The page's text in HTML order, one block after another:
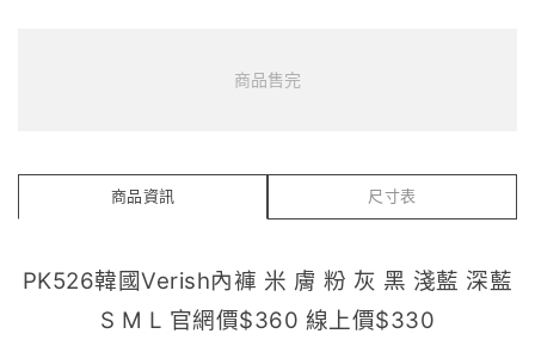
商品售完
商品資訊 尺寸表
PK526韓國Verish內褲 米 膚 粉 灰 黑 淺藍 深藍
S M L 官網價$360 線上價$330